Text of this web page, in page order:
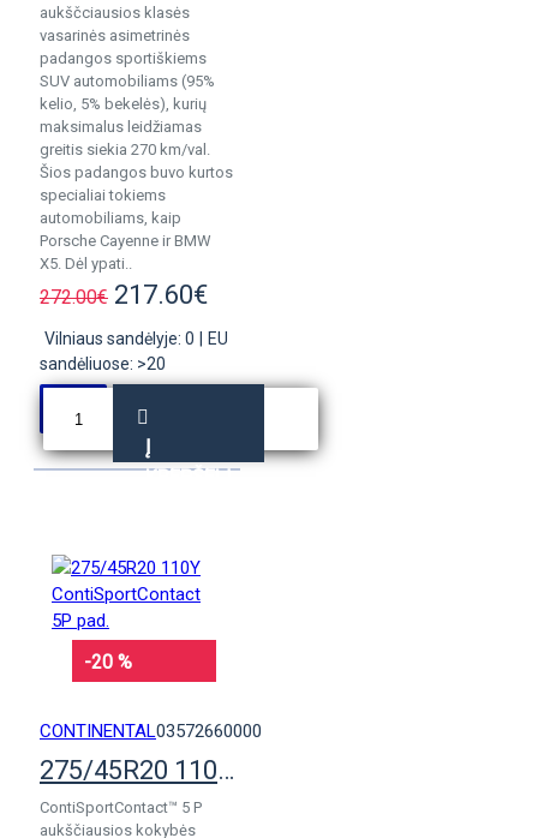
aukščciausios klasės
vasarinės asimetrinės
padangos sportiškiems
SUV automobiliams (95%
kelio, 5% bekelės), kurių
maksimalus leidžiamas
greitis siekia 270 km/val.
Šios padangos buvo kurtos
specialiai tokiems
automobiliams, kaip
Porsche Cayenne ir BMW
X5. Dėl ypati..
272.00€ 217.60€
Vilniaus sandėlyje: 0
EU
sandėliuose: >20
Į
KREPŠELĮ
-20 %
CONTINENTAL03572660000
275/45R20 110Y ContiSportContact 5P pad.
ContiSportContact™ 5 P
aukščiausios kokybės